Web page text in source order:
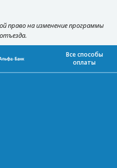
право на изменение программы
Все способы
оплаты